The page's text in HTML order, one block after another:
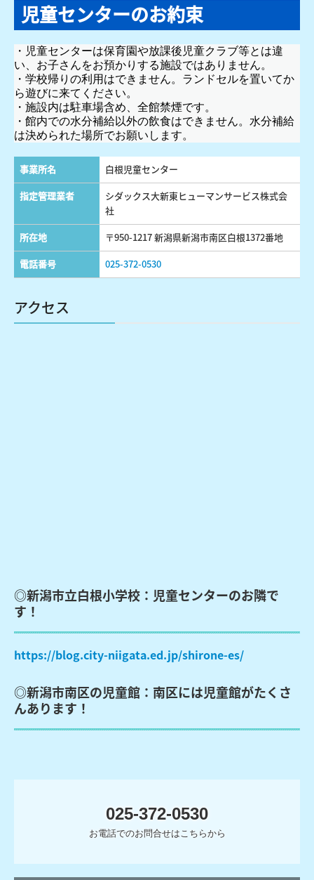
児童センターのお約束
・児童センターは保育園や放課後児童クラブ等とは違
い、お子さんをお預かりする施設ではありません。
・学校帰りの利用はできません。ランドセルを置いてか
ら遊びに来てください。
・施設内は駐車場含め、全館禁煙です。
・館内での水分補給以外の飲食はできません。水分補給
は決められた場所でお願いします。
事業所名
白根児童センター
指定管理業者
シダックス大新東ヒューマンサービス株式会
社
所在地
〒950-1217 新潟県新潟市南区白根1372番地
電話番号
025-372-0530
アクセス
◎新潟市立白根小学校：児童センターのお隣で
す！
https://blog.city-niigata.ed.jp/shirone-es/
◎新潟市南区の児童館：南区には児童館がたくさ
んあります！
025-372-0530
お電話でのお問合せはこちらから